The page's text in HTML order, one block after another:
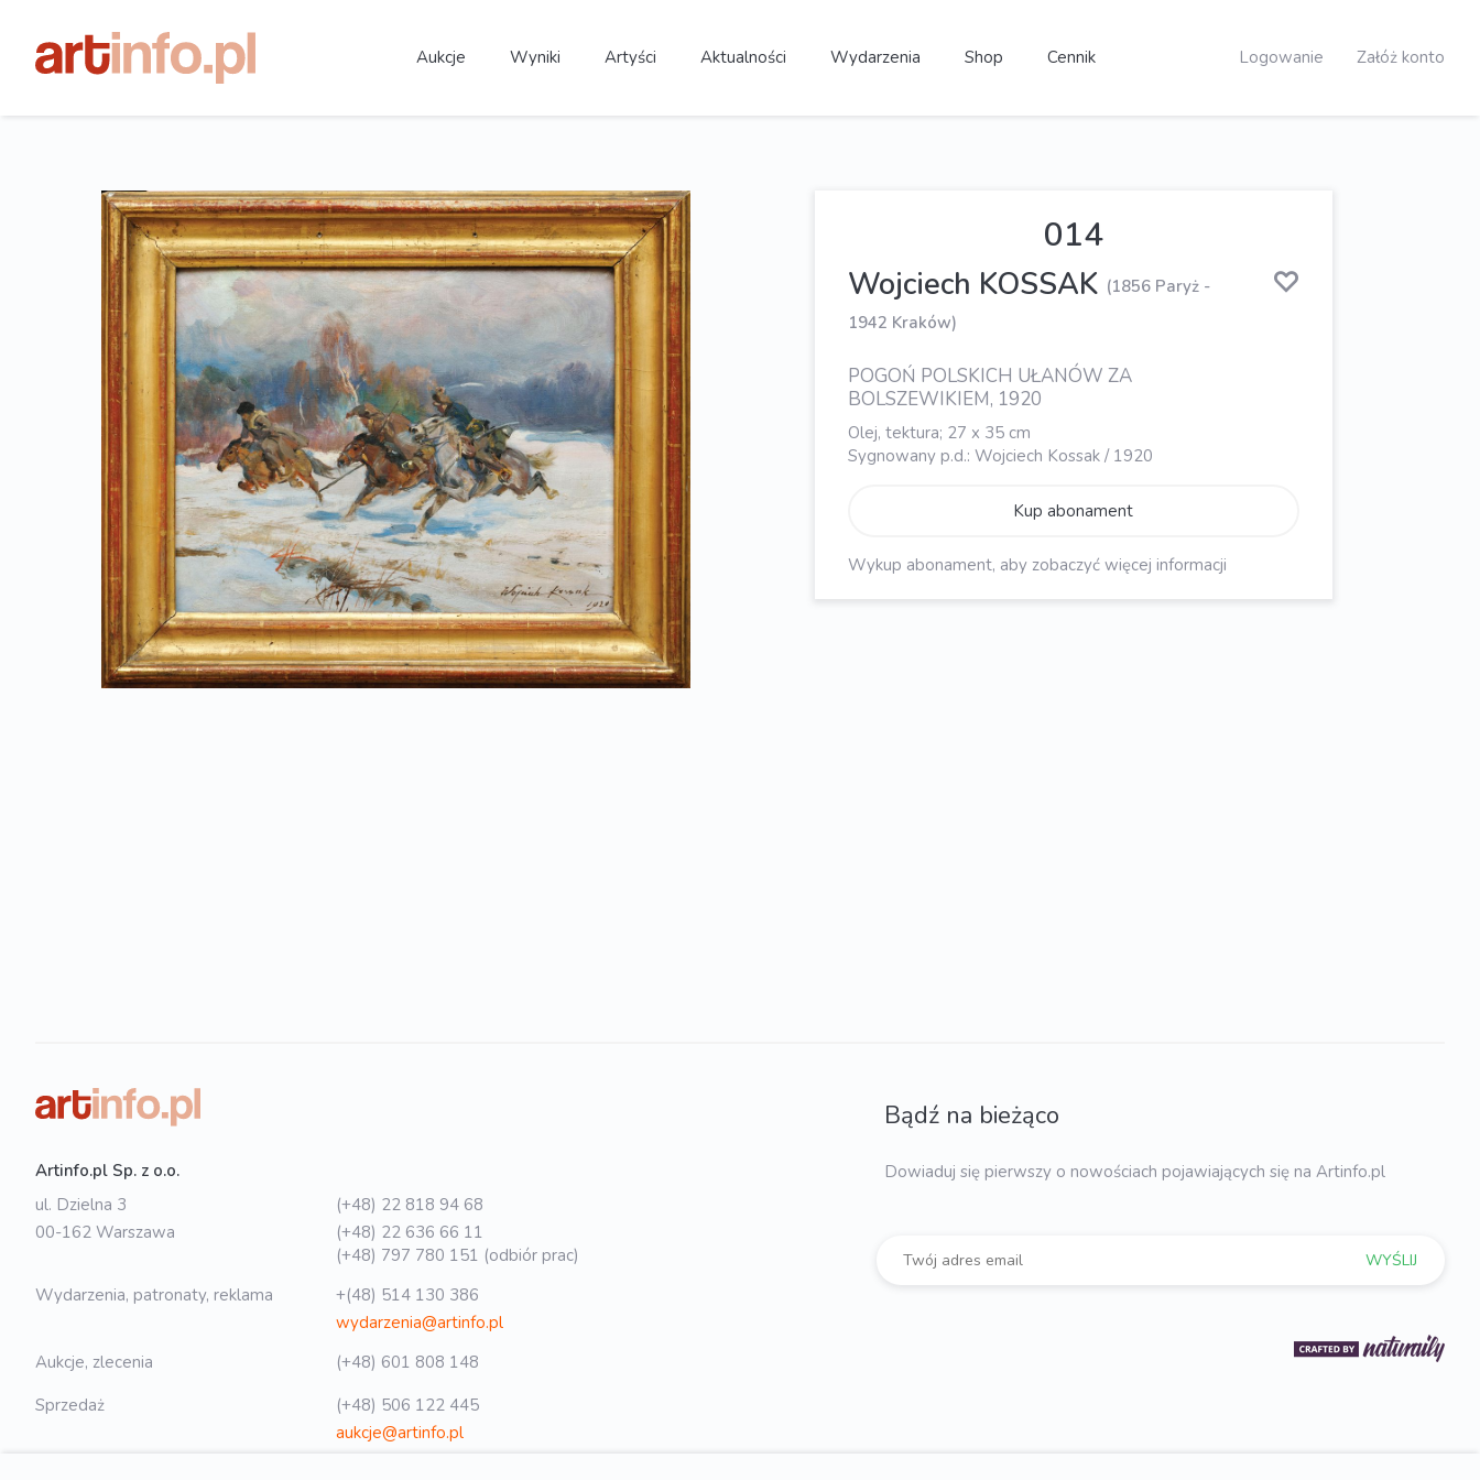
Aukcje Wyniki Artyści Aktualności Wydarzenia Shop Cennik Logowanie Załóż konto
014
Wojciech KOSSAK (1856 Paryż -
1942 Kraków)
POGOŃ POLSKICH UŁANÓW ZA
BOLSZEWIKIEM, 1920
Olej, tektura; 27 x 35 cm
Sygnowany p.d.: Wojciech Kossak / 1920
Kup abonament
Wykup abonament, aby zobaczyć więcej informacji
Artinfo.pl Sp. z o.o.
ul. Dzielna 3
00-162 Warszawa
(+48) 22 818 94 68
(+48) 22 636 66 11
(+48) 797 780 151 (odbiór prac)
Wydarzenia, patronaty, reklama
+(48) 514 130 386
wydarzenia@artinfo.pl
Aukcje, zlecenia
(+48) 601 808 148
Sprzedaż
(+48) 506 122 445
aukcje@artinfo.pl
Bądź na bieżąco
Dowiaduj się pierwszy o nowościach pojawiających się na Artinfo.pl
WYŚLIJ